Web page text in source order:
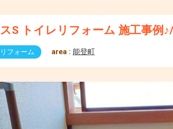
S トイレリフォーム 施工事例
フォーム area : 能登町